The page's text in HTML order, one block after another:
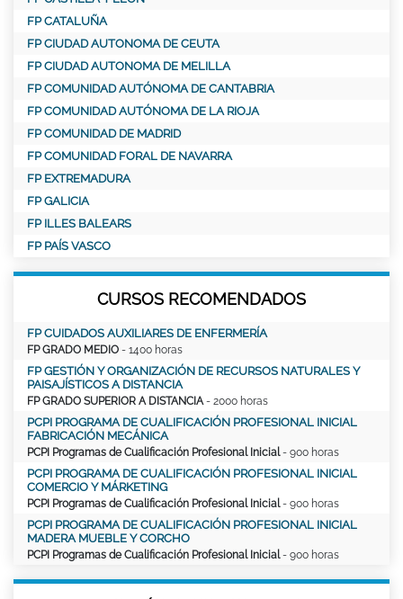
FP CATALUÑA
FP CIUDAD AUTONOMA DE CEUTA
FP CIUDAD AUTONOMA DE MELILLA
FP COMUNIDAD AUTÓNOMA DE CANTABRIA
FP COMUNIDAD AUTÓNOMA DE LA RIOJA
FP COMUNIDAD DE MADRID
FP COMUNIDAD FORAL DE NAVARRA
FP EXTREMADURA
FP GALICIA
FP ILLES BALEARS
FP PAÍS VASCO
CURSOS RECOMENDADOS
FP CUIDADOS AUXILIARES DE ENFERMERÍA
FP GRADO MEDIO - 1400 horas
FP GESTIÓN Y ORGANIZACIÓN DE RECURSOS NATURALES Y
PAISAJÍSTICOS A DISTANCIA
FP GRADO SUPERIOR A DISTANCIA - 2000 horas
PCPI PROGRAMA DE CUALIFICACIÓN PROFESIONAL INICIAL
FABRICACIÓN MECÁNICA
PCPI Programas de Cualificación Profesional Inicial- 900 horas
PCPI PROGRAMA DE CUALIFICACIÓN PROFESIONAL INICIAL
COMERCIO Y MÁRKETING
PCPI Programas de Cualificación Profesional Inicial- 900 horas
PCPI PROGRAMA DE CUALIFICACIÓN PROFESIONAL INICIAL
MADERA MUEBLE Y CORCHO
PCPI Programas de Cualificación Profesional Inicial- 900 horas